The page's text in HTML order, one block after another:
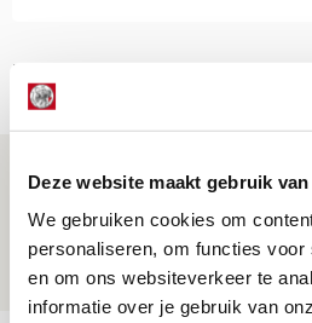
Deze website maakt gebruik
We gebruiken cookies om
personaliseren, om functies voor
en om ons websiteverkeer te
informatie over je gebruik van
Net binnen //
Is dit de laatste
de Johan Cruijff Arena?
07 AUGUSTUS 2026 - 00:36
NIEUWS